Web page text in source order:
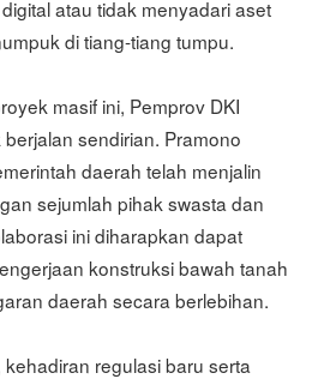
atau tidak menyadari aset
di tiang-tiang tumpu.
masif ini, Pemprov DKI
sendirian. Pramono
daerah telah menjalin
sejumlah pihak swasta dan
ini diharapkan dapat
konstruksi bawah tanah
daerah secara berlebihan.
regulasi baru serta